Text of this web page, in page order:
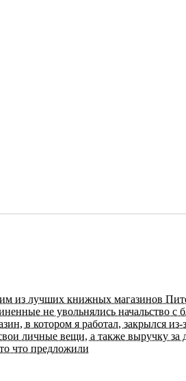
лучших книжных магазинов
не увольнялись начальство с
в котором я работал, закрылся
личные вещи, а также выручку
что предложили